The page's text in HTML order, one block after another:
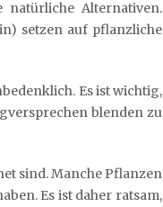
Alternativen.
setzen auf pflanzliche
Es ist wichtig,
blenden zu
sind. Manche Pflanzen
Es ist daher ratsam,